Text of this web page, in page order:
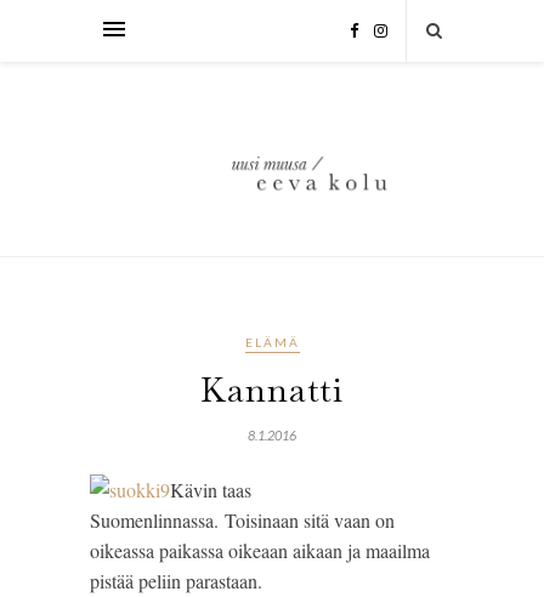
ELÄMÄ
Kannatti
8.1.2016
Kävin taas
Suomenlinnassa. Toisinaan sitä vaan on
oikeassa paikassa oikeaan aikaan ja maailma
pistää peliin parastaan.